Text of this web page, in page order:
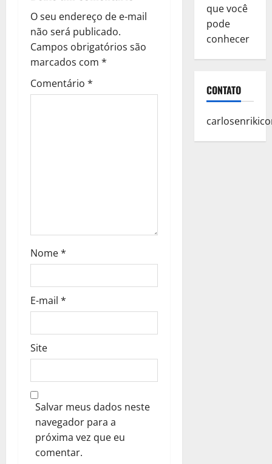
i
g
a
t
O seu endereço de e-mail
não será publicado.
Campos obrigatórios são
marcados com *
Comentário *
Nome*
E-mail *
Site
Salvar meus dados neste
navegador para a
próxima vez que eu
comentar.
que você
pode
conhecer
CONTATO